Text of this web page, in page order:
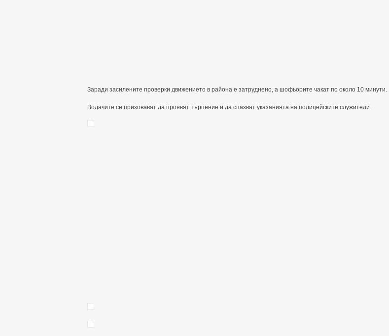
Заради засилените проверки движението в района е затруднено, а шофьорите чакат по около 10 минути.
Водачите се призовават да проявят търпение и да спазват указанията на полицейските служители.